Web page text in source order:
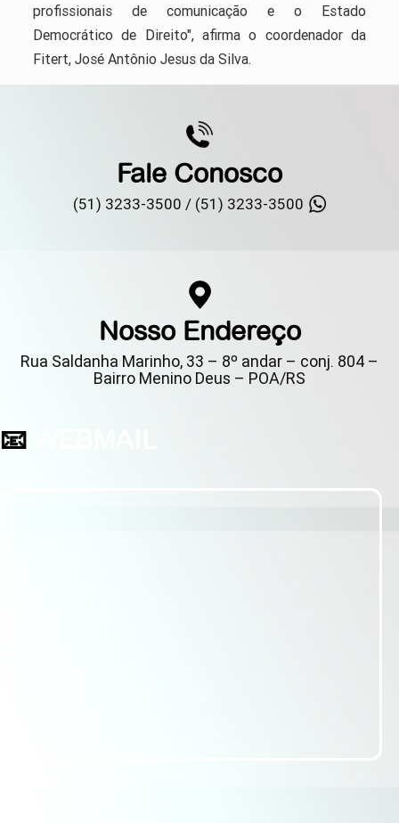
profissionais de comunicação e o Estado
Democrático de Direito", afirma o coordenador da
Fitert, José Antônio Jesus da Silva.
Fale Conosco
(51) 3233-3500 / (51) 3233-3500
Nosso Endereço
Rua Saldanha Marinho, 33 – 8º andar – conj. 804 –
Bairro Menino Deus – POA/RS
📧